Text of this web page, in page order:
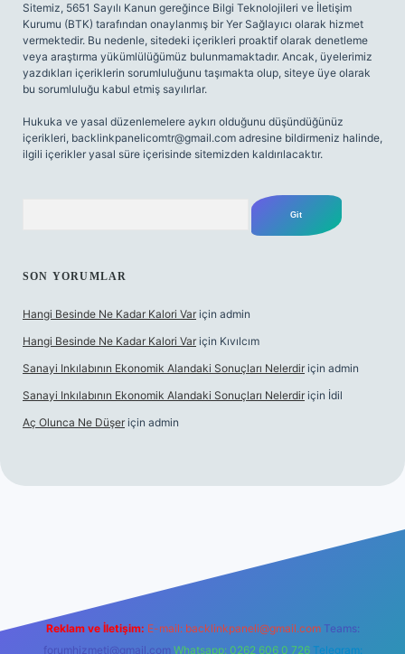
Sitemiz, 5651 Sayılı Kanun gereğince Bilgi Teknolojileri ve İletişim
Kurumu (BTK) tarafından onaylanmış bir Yer Sağlayıcı olarak hizmet
vermektedir. Bu nedenle, sitedeki içerikleri proaktif olarak denetleme
veya araştırma yükümlülüğümüz bulunmamaktadır. Ancak, üyelerimiz
yazdıkları içeriklerin sorumluluğunu taşımakta olup, siteye üye olarak
bu sorumluluğu kabul etmiş sayılırlar.
Hukuka ve yasal düzenlemelere aykırı olduğunu düşündüğünüz
içerikleri, backlinkpanelicomtr@gmail.com adresine bildirmeniz halinde,
ilgili içerikler yasal süre içerisinde sitemizden kaldırılacaktır.
SON YORUMLAR
Hangi Besinde Ne Kadar Kalori Var için admin
Hangi Besinde Ne Kadar Kalori Var için Kıvılcım
Sanayi Inkılabının Ekonomik Alandaki Sonuçları Nelerdir için admin
Sanayi Inkılabının Ekonomik Alandaki Sonuçları Nelerdir için İdil
Aç Olunca Ne Düşer için admin
Reklam ve İletişim: E-mail: backlinkpaneli@gmail.com Teams:
forumhizmeti@gmail.com Whatsapp: 0262 606 0 726 Telegram: